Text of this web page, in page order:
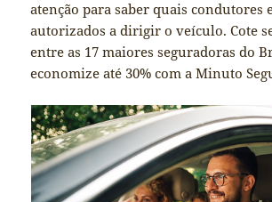
atenção para saber quais condutores
autorizados a dirigir o veículo. Cote
entre as 17 maiores seguradoras do
economize até 30% com a Minuto